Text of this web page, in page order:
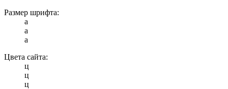
Размер шрифта:
a
a
a
Цвета сайта:
ц
ц
ц